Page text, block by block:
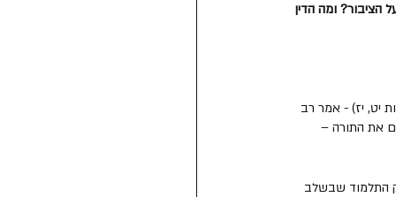
הציבור? ומה הדין
יט, יז) - אמר רב
את התורה –
התלמוד שבשלב